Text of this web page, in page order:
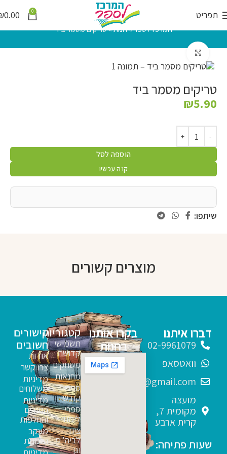
תפריט 0
0.00
המרכז לספר»חנות»טריקים מסמר ביד
טריקים מסמר ביד
₪5.90
הוספה לסל
קנה עכשיו
שיתפו:
מוצרים קשורים
קטגוריות
תשמישי
קדושה
משחקים
מחנאות
ספרי
קודש
ספרי
לימוד
ציוד
לביה"ס
וגן
קישורים
חשובים
אודות
צרו קשר
מדיניות
משלוחים
מדיניות
החזרים
והחלפות
מעקב
הזמנות
דברו איתנו
02-9961079
וואטסאפ
sfarim.k4@gmail.com
מועצה
מקומית 7,
קרית ארבע
שעות פתיחה:
בקרו אותנו
בחנות